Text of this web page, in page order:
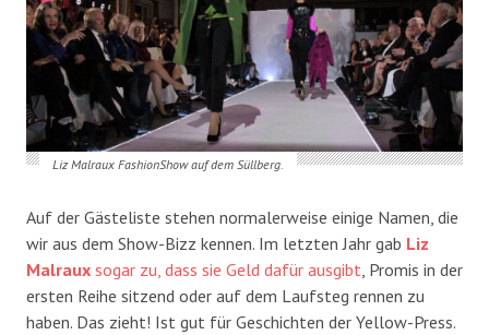
Liz Malraux FashionShow auf dem Süllberg.
Auf der Gästeliste stehen normalerweise einige Namen, die
wir aus dem Show-Bizz kennen. Im letzten Jahr gab Liz
Malraux sogar zu, dass sie Geld dafür ausgibt , Promis in der
ersten Reihe sitzend oder auf dem Laufsteg rennen zu
haben. Das zieht! Ist gut für Geschichten der Yellow-Press.